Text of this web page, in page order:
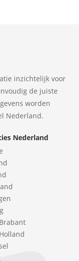
inzichtelijk voor
de juiste
worden
Nederland.
Nederland